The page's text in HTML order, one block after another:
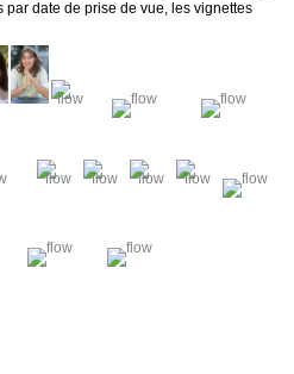
par date de prise de vue, les vignettes